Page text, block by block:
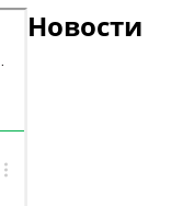
Новости